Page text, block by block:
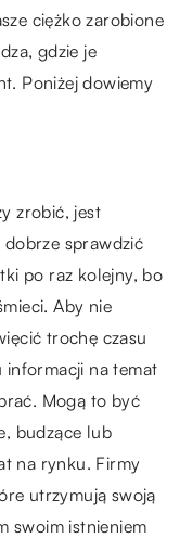
ciężko zarobione
gdzie je
Poniżej dowiemy
zrobić, jest
dobrze sprawdzić
po raz kolejny, bo
Aby nie
trochę czasu
informacji na temat
Mogą to być
budzące lub
na rynku. Firmy
utrzymują swoją
swoim istnieniem